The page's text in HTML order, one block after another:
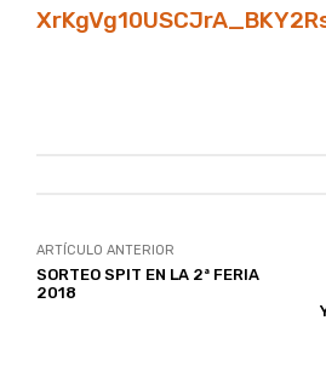
ARTÍCULO ANTERIOR
SORTEO SPIT EN LA 2ª FERIA
2018